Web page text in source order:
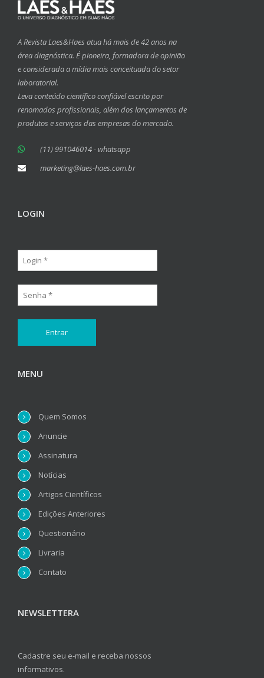
A Revista Laes&Haes atua há mais de 42 anos na
área diagnóstica. É pioneira, formadora de opinião
e considerada a mídia mais conceituada do setor
laboratorial.
Leva conteúdo científico confiável escrito por
renomados profissionais, além dos lançamentos de
produtos e serviços das empresas do mercado.
(11) 991046014 - whatsapp
marketing@laes-haes.com.br
LOGIN
MENU
Quem Somos
Anuncie
Assinatura
Notícias
Artigos Científicos
Edições Anteriores
Questionário
Livraria
Contato
NEWSLETTERA
Cadastre seu e-mail e receba nossos
informativos.